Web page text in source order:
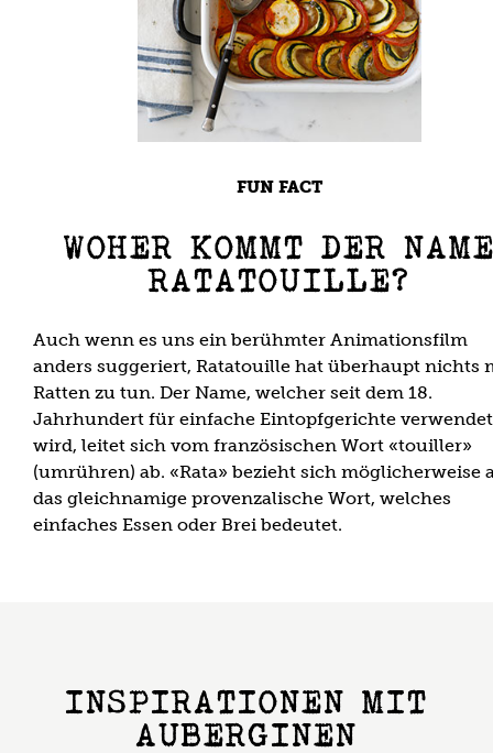
FUN FACT
WOHER KOMMT DER
RATATOUILLE?
Auch wenn es uns ein berühmter Animationsfilm
anders suggeriert, Ratatouille hat überhaupt nichts
Ratten zu tun. Der Name, welcher seit dem 18.
Jahrhundert für einfache Eintopfgerichte verwendet
wird, leitet sich vom französischen Wort «touiller»
(umrühren) ab. «Rata» bezieht sich möglicherweise
das gleichnamige provenzalische Wort, welches
einfaches Essen oder Brei bedeutet.
INSPIRATIONEN MIT
AUBERGINEN